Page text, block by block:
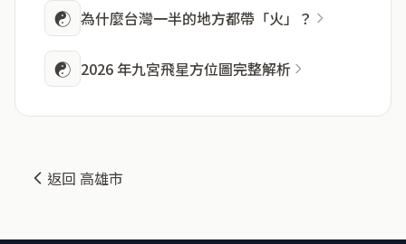
☯ 為什麼台灣一半的地方都帶「火」？
☯ 2026 年九宮飛星方位圖完整解析
返回 高雄市